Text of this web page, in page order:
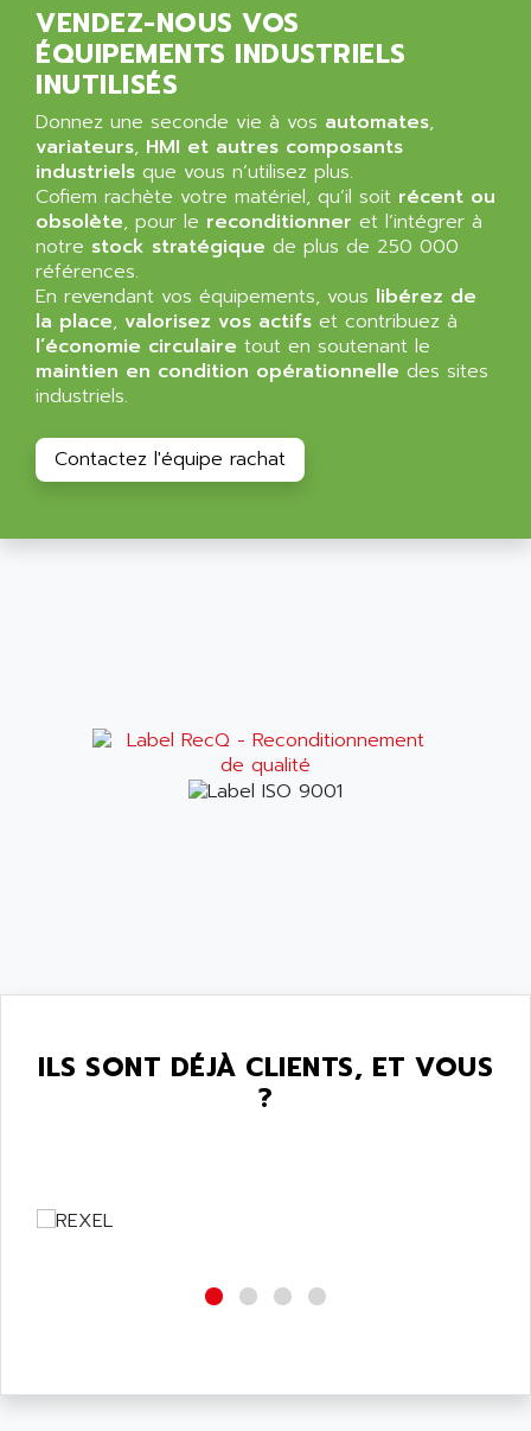
VENDEZ-NOUS VOS
ÉQUIPEMENTS INDUSTRIELS
INUTILISÉS
Donnez une seconde vie à vos automates,
variateurs, HMI et autres composants
industriels que vous n’utilisez plus.
Cofiem rachète votre matériel, qu’il soit récent ou
obsolète, pour le reconditionner et l’intégrer à
notre stock stratégique de plus de 250 000
références.
En revendant vos équipements, vous libérez de
la place, valorisez vos actifs et contribuez à
l’économie circulaire tout en soutenant le
maintien en condition opérationnelle des sites
industriels.
Contactez l'équipe rachat
ILS SONT DÉJÀ CLIENTS, ET VOUS
?